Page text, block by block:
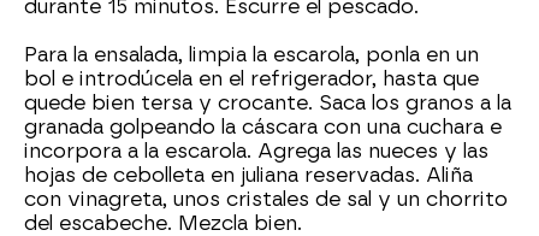
durante 15 minutos. Escurre el pescado.
Para la ensalada, limpia la escarola, ponla en un
bol e introdúcela en el refrigerador, hasta que
quede bien tersa y crocante. Saca los granos a la
granada golpeando la cáscara con una cuchara e
incorpora a la escarola. Agrega las nueces y las
hojas de cebolleta en juliana reservadas. Aliña
con vinagreta, unos cristales de sal y un chorrito
del escabeche. Mezcla bien.